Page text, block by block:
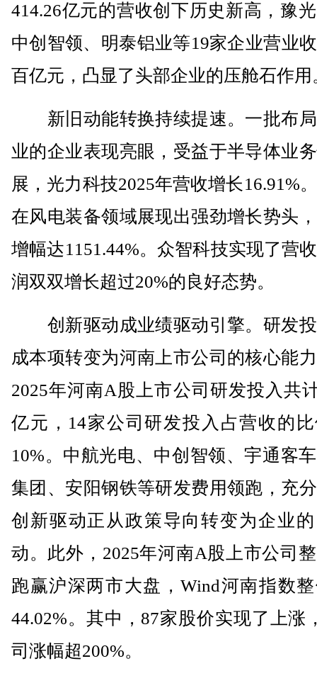
414.26亿元的营收创下历史新高，豫
中创智领、明泰铝业等19家企业营业
百亿元，凸显了头部企业的压舱石作用
新旧动能转换持续提速。一批布
业的企业表现亮眼，受益于半导体业
展，光力科技2025年营收增长16.91%
在风电装备领域展现出强劲增长势头
增幅达1151.44%。众智科技实现了营
润双双增长超过20%的良好态势。
创新驱动成业绩驱动引擎。研发
成本项转变为河南上市公司的核心能
2025年河南A股上市公司研发投入共
亿元，14家公司研发投入占营收的
10%。中航光电、中创智领、宇通客
集团、安阳钢铁等研发费用领跑，充
创新驱动正从政策导向转变为企业
动。此外，2025年河南A股上市公司
跑赢沪深两市大盘，Wind河南指数
44.02%。其中，87家股价实现了上涨
司涨幅超200%。